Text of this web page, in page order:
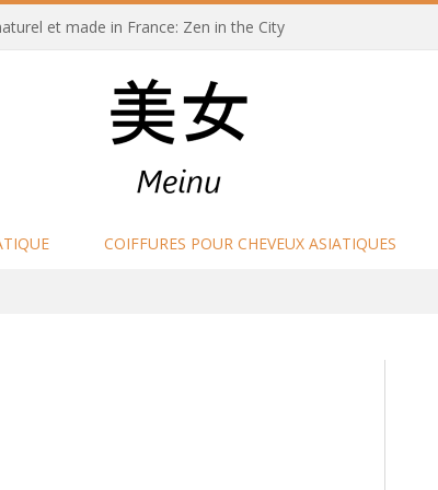
et made in France: Zen in the City
COIFFURES POUR CHEVEUX ASIATIQUES